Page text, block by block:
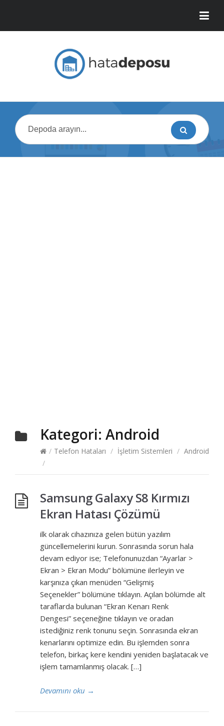
Kategori: Android
/ Telefon Hataları / İşletim Sistemleri / Android
/
Samsung Galaxy S8 Kırmızı
Ekran Hatası Çözümü
ilk olarak cihazınıza gelen bütün yazılım
güncellemelerini kurun. Sonrasında sorun hala
devam ediyor ise; Telefonunuzdan “Ayarlar >
Ekran > Ekran Modu” bölümüne ilerleyin ve
karşınıza çıkan menüden “Gelişmiş
Seçenekler” bölümüne tıklayın. Açılan bölümde alt
taraflarda bulunan “Ekran Kenarı Renk
Dengesi” seçeneğine tıklayın ve oradan
istediğiniz renk tonunu seçin. Sonrasında ekran
kenarlarını optimize edin. Bu işlemden sonra
telefon, birkaç kere kendini yeniden başlatacak ve
işlem tamamlanmış olacak. […]
Devamını oku →